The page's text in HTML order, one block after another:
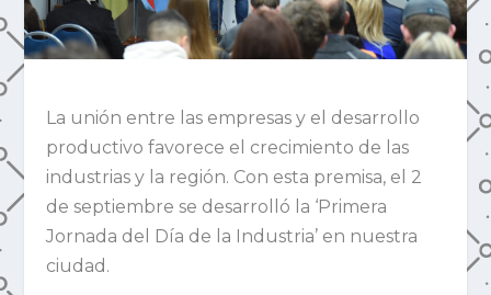
La unión entre las empresas y el desarrollo
productivo favorece el crecimiento de las
industrias y la región. Con esta premisa, el 2
de septiembre se desarrolló la ‘Primera
Jornada del Día de la Industria’ en nuestra
ciudad.